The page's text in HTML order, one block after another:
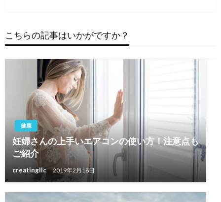
ー
シ
ョ
こちらの記事はいかがですか？
健康
妊婦さんの上手いエアコンの使い方！注意点も
ご紹介
creatingllc 2019年2月18日